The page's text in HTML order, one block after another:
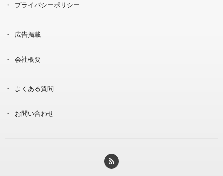
プライバシーポリシー
広告掲載
会社概要
よくある質問
お問い合わせ